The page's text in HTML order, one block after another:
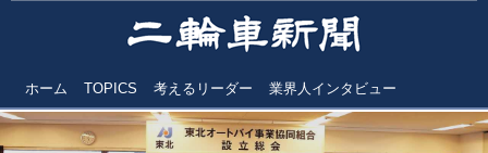
ホーム TOPICS 考えるリーダー 業界人インタビュー